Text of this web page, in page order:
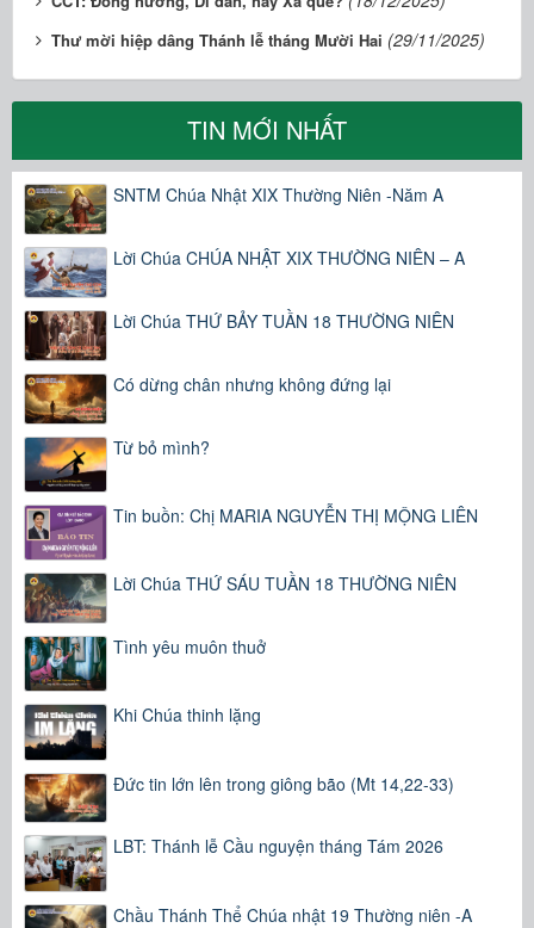
Thư mời hiệp dâng Thánh lễ tháng Mười Hai (29/11/2025)
TIN MỚI NHẤT
SNTM Chúa Nhật XIX Thường Niên -Năm A
Lời Chúa CHÚA NHẬT XIX THƯỜNG NIÊN – A
Lời Chúa THỨ BẢY TUẦN 18 THƯỜNG NIÊN
Có dừng chân nhưng không đứng lại
Từ bỏ mình?
Tin buồn: Chị MARIA NGUYỄN THỊ MỘNG LIÊN
Lời Chúa THỨ SÁU TUẦN 18 THƯỜNG NIÊN
Tình yêu muôn thuở
Khi Chúa thinh lặng
Đức tin lớn lên trong giông bão (Mt 14,22-33)
LBT: Thánh lễ Cầu nguyện tháng Tám 2026
Chầu Thánh Thể Chúa nhật 19 Thường niên -A